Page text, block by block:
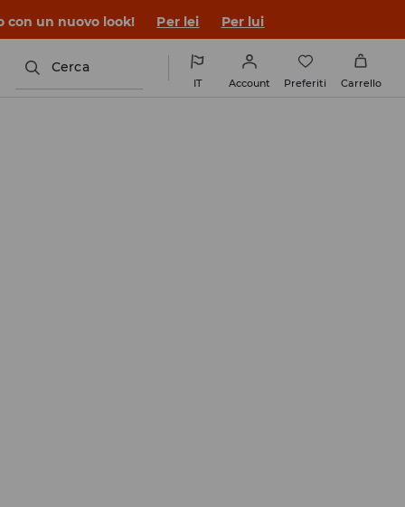
con un nuovo look! Per lei Per lui
Cerca
IT Account Preferiti Carrello